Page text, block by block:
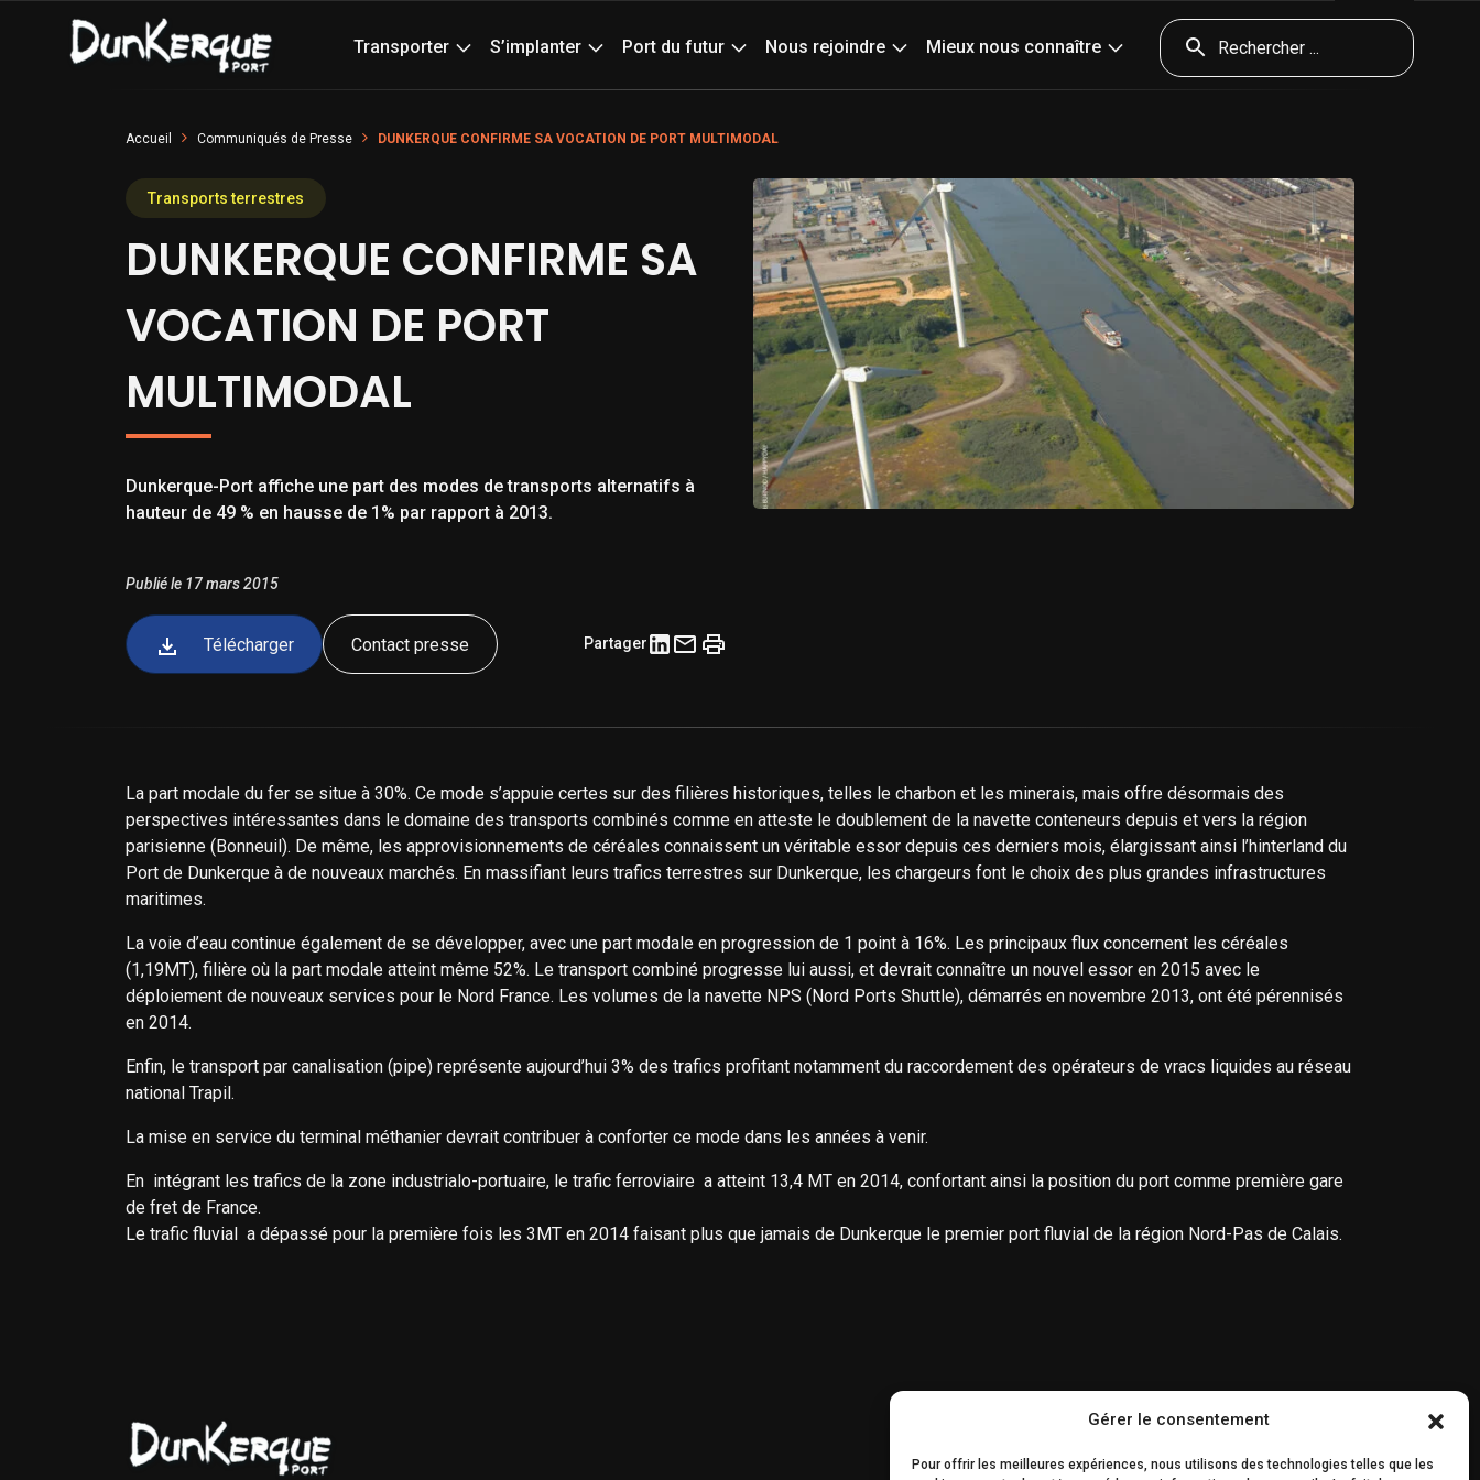
Gérer le consentement
Pour offrir les meilleures expériences, nous utilisons des technologies telles que les
Transporter S’implanter Port du futur Nous rejoindre Mieux nous connaître
Accueil Communiqués de Presse DUNKERQUE CONFIRME SA VOCATION DE PORT MULTIMODAL
Transports terrestres
DUNKERQUE CONFIRME SA
VOCATION DE PORT
MULTIMODAL
Dunkerque-Port affiche une part des modes de transports alternatifs à
hauteur de 49 % en hausse de 1% par rapport à 2013.
Publié le 17 mars 2015
Télécharger Contact presse Partager
La part modale du fer se situe à 30%. Ce mode s’appuie certes sur des filières historiques, telles le charbon et les minerais, mais offre désormais des
perspectives intéressantes dans le domaine des transports combinés comme en atteste le doublement de la navette conteneurs depuis et vers la région
parisienne (Bonneuil). De même, les approvisionnements de céréales connaissent un véritable essor depuis ces derniers mois, élargissant ainsi l’hinterland du
Port de Dunkerque à de nouveaux marchés. En massifiant leurs trafics terrestres sur Dunkerque, les chargeurs font le choix des plus grandes infrastructures
maritimes.
La voie d’eau continue également de se développer, avec une part modale en progression de 1 point à 16%. Les principaux flux concernent les céréales
(1,19MT), filière où la part modale atteint même 52%. Le transport combiné progresse lui aussi, et devrait connaître un nouvel essor en 2015 avec le
déploiement de nouveaux services pour le Nord France. Les volumes de la navette NPS (Nord Ports Shuttle), démarrés en novembre 2013, ont été pérennisés
en 2014.
Enfin, le transport par canalisation (pipe) représente aujourd’hui 3% des trafics profitant notamment du raccordement des opérateurs de vracs liquides au réseau
national Trapil.
La mise en service du terminal méthanier devrait contribuer à conforter ce mode dans les années à venir.
En intégrant les trafics de la zone industrialo-portuaire, le trafic ferroviaire a atteint 13,4 MT en 2014, confortant ainsi la position du port comme première gare
de fret de France.
Le trafic fluvial a dépassé pour la première fois les 3MT en 2014 faisant plus que jamais de Dunkerque le premier port fluvial de la région Nord-Pas de Calais.